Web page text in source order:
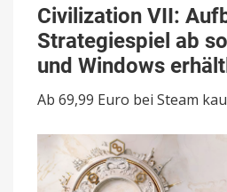
VII:
Aufbau-
und
Strategiespiel
ab
sofort
Windows
erhältlich
Civilization VII:
Strategiespiel ab
und Windows
Ab 69,99 Euro bei Steam